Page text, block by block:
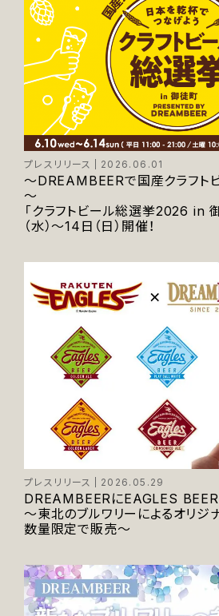
プレスリリース 2026.06.01
～DREAMBEERで国産クラフト
～
「クラフトビール総選挙2026 in
（水）～14日（日）開催！
プレスリリース 2026.05.29
DREAMBEERにEAGLES BEER
〜東北のブルワリーによるオリジ
数量限定で販売〜